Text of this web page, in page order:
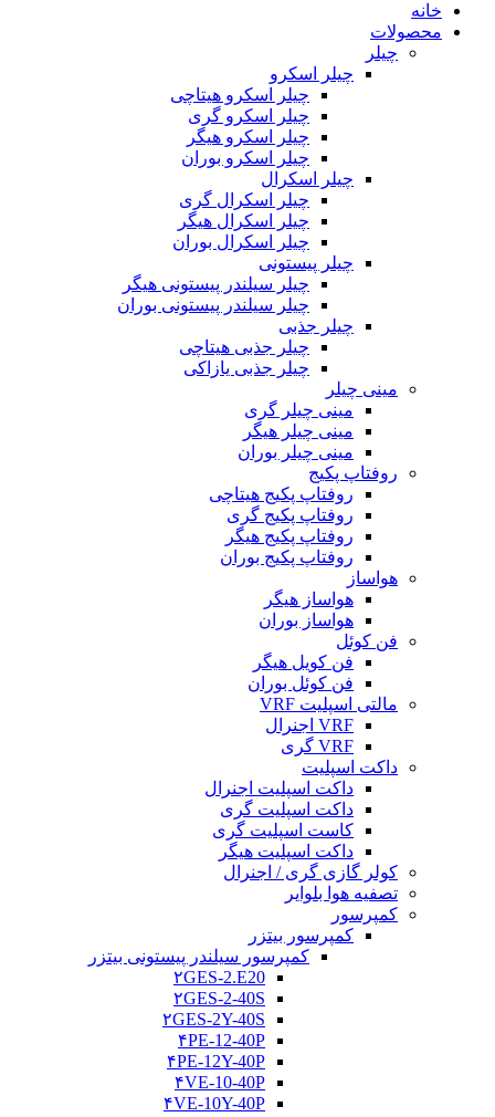
خانه
محصولات
چیلر
چیلر اسکرو
چیلر اسکرو هیتاچی
چیلر اسکرو گری
چیلر اسکرو هیگر
چیلر اسکرو بوران
چیلر اسکرال
چیلر اسکرال گری
چیلر اسکرال هیگر
چیلر اسکرال بوران
چیلر پیستونی
چیلر سیلندر پیستونی هیگر
چیلر سیلندر پیستونی بوران
چیلر جذبی
چیلر جذبی هیتاچی
چیلر جذبی یازاکی
مینی چیلر
مینی چیلر گری
مینی چیلر هیگر
مینی چیلر بوران
روفتاپ پکیج
روفتاپ پکیج هیتاچی
روفتاپ پکیج گری
روفتاپ پکیج هیگر
روفتاپ پکیج بوران
هواساز
هواساز هیگر
هواساز بوران
فن کوئل
فن کویل هیگر
فن کوئل بوران
مالتی اسپلیت VRF
VRF اجنرال
VRF گری
داکت اسپلیت
داکت اسپلیت اجنرال
داکت اسپلیت گری
کاست اسپلیت گری
داکت اسپلیت هیگر
کولر گازی گری / اجنرال
تصفیه هوا بلوایر
کمپرسور
کمپرسور بیتزر
کمپرسور سیلندر پیستونی بیتزر
۲GES-2.E20
۲GES-2-40S
۲GES-2Y-40S
۴PE-12-40P
۴PE-12Y-40P
۴VE-10-40P
۴VE-10Y-40P